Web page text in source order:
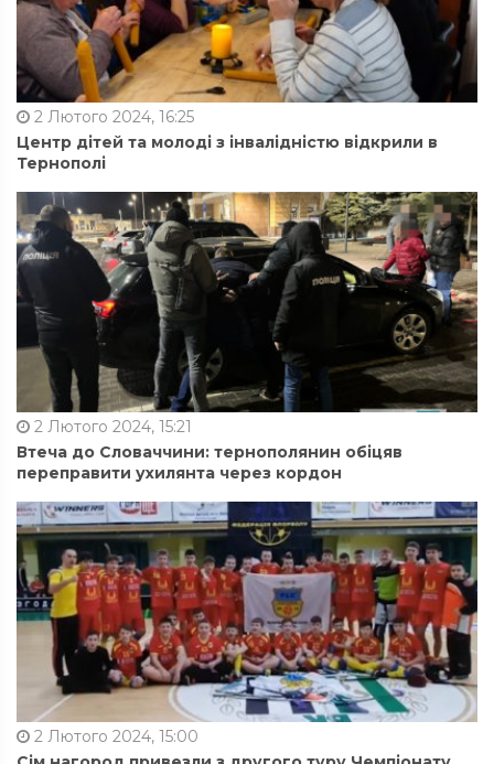
2 Лютого 2024, 16:25
Центр дітей та молоді з інвалідністю відкрили в
Тернополі
2 Лютого 2024, 15:21
Втеча до Словаччини: тернополянин обіцяв
переправити ухилянта через кордон
2 Лютого 2024, 15:00